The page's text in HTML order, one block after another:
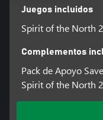
Juegos incluidos
Spirit of the North 2
Complementos
Pack de Apoyo
Spirit of the North